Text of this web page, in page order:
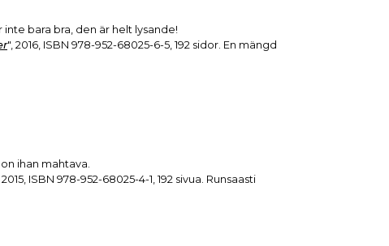
inte bara bra, den är helt lysande!
", 2016, ISBN 978-952-68025-6-5, 192 sidor. En mängd
ihan mahtava.
2015, ISBN 978-952-68025-4-1, 192 sivua. Runsaasti